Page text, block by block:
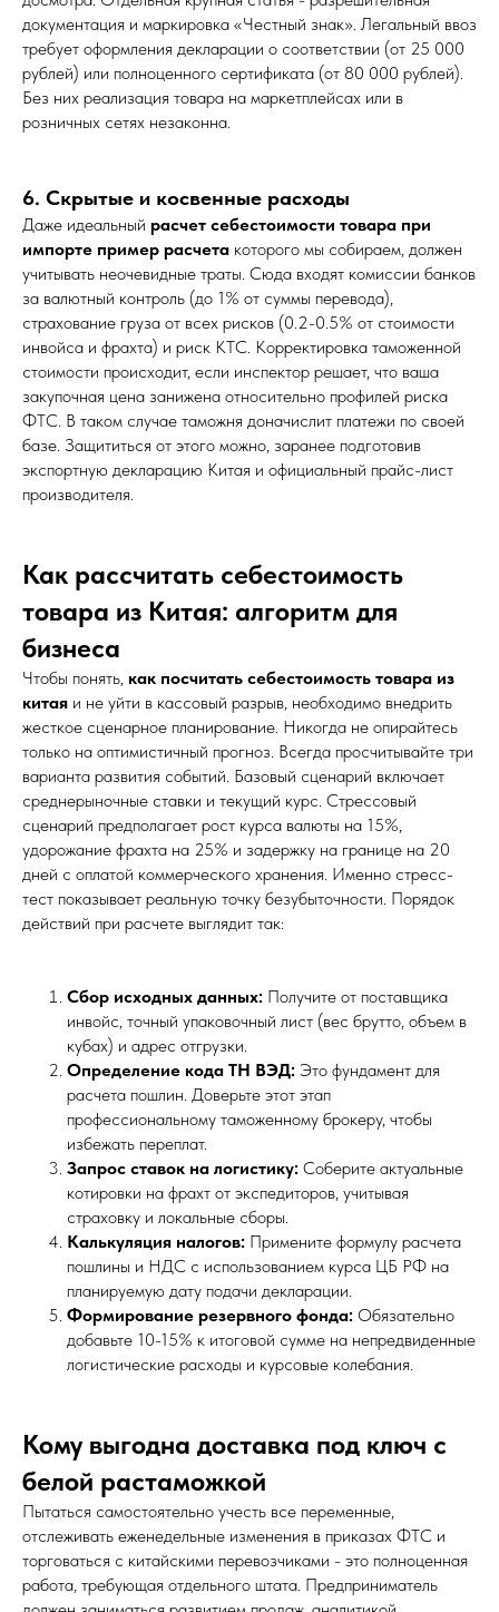
документация и маркировка «Честный знак». Легальный ввоз
требует оформления декларации о соответствии (от 25 000
рублей) или полноценного сертификата (от 80 000 рублей).
Без них реализация товара на маркетплейсах или в
розничных сетях незаконна.
6. Скрытые и косвенные расходы
Даже идеальный расчет себестоимости товара при
импорте пример расчета которого мы собираем, должен
учитывать неочевидные траты. Сюда входят комиссии банков
за валютный контроль (до 1% от суммы перевода),
страхование груза от всех рисков (0.2-0.5% от стоимости
инвойса и фрахта) и риск КТС. Корректировка таможенной
стоимости происходит, если инспектор решает, что ваша
закупочная цена занижена относительно профилей риска
ФТС. В таком случае таможня доначислит платежи по своей
базе. Защититься от этого можно, заранее подготовив
экспортную декларацию Китая и официальный прайс-лист
производителя.
Как рассчитать себестоимость
товара из Китая: алгоритм для
бизнеса
Чтобы понять, как посчитать себестоимость товара из
китая и не уйти в кассовый разрыв, необходимо внедрить
жесткое сценарное планирование. Никогда не опирайтесь
только на оптимистичный прогноз. Всегда просчитывайте три
варианта развития событий. Базовый сценарий включает
среднерыночные ставки и текущий курс. Стрессовый
сценарий предполагает рост курса валюты на 15%,
удорожание фрахта на 25% и задержку на границе на 20
дней с оплатой коммерческого хранения. Именно стресс-
тест показывает реальную точку безубыточности. Порядок
действий при расчете выглядит так:
Сбор исходных данных: Получите от поставщика
инвойс, точный упаковочный лист (вес брутто, объем в
кубах) и адрес отгрузки.
Определение кода ТН ВЭД: Это фундамент для
расчета пошлин. Доверьте этот этап
профессиональному таможенному брокеру, чтобы
избежать переплат.
Запрос ставок на логистику: Соберите актуальные
котировки на фрахт от экспедиторов, учитывая
страховку и локальные сборы.
Калькуляция налогов: Примените формулу расчета
пошлины и НДС с использованием курса ЦБ РФ на
планируемую дату подачи декларации.
Формирование резервного фонда: Обязательно
добавьте 10-15% к итоговой сумме на непредвиденные
логистические расходы и курсовые колебания.
Кому выгодна доставка под ключ с
белой растаможкой
Пытаться самостоятельно учесть все переменные,
отслеживать еженедельные изменения в приказах ФТС и
торговаться с китайскими перевозчиками - это полноценная
работа, требующая отдельного штата. Предприниматель